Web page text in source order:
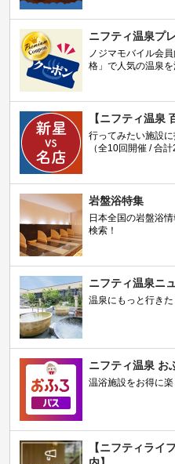
ニフティ温泉プ
ノジマモバイル会
格」で人気の温泉を
【ニフティ温泉
行ってみたい施設
（全10回開催 / 合計
岩盤浴特集
日本全国の岩盤浴
検索！
ニフティ温泉ニ
温泉にもっと行き
ニフティ温泉 お
温浴施設をお得に
【ニフティライ